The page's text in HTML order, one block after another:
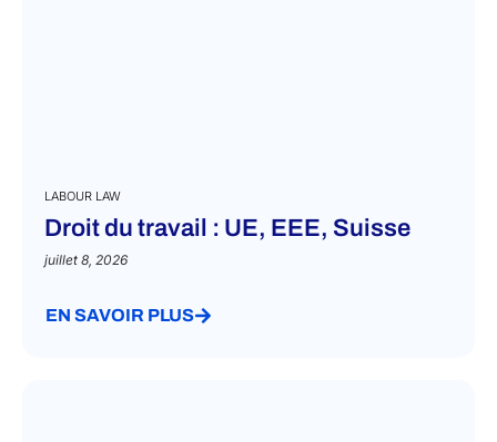
LABOUR LAW
Droit du travail : UE, EEE, Suisse
juillet 8, 2026
EN SAVOIR PLUS